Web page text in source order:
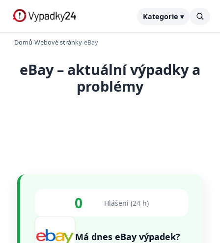
Kategorie ▾
Domů›Webové stránky›eBay
eBay – aktuální výpadky a
problémy
0 Hlášení (24 h)
Má dnes eBay výpadek?